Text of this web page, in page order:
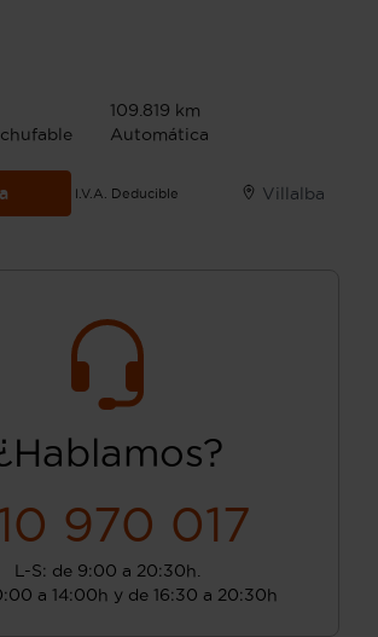
109.819 km
Automática
I.V.A. Deducible Villalba
970 017
L-S: de 9:00 a 20:30h.
a 14:00h y de 16:30 a 20:30h